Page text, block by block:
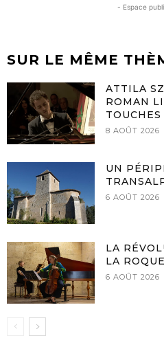
- Espace
SUR LE MÊME
ATTILA
ROMAN
TOUCHES
8 AOÛT 2026
UN
6 AOÛT 2026
LA
LA
6 AOÛT 2026